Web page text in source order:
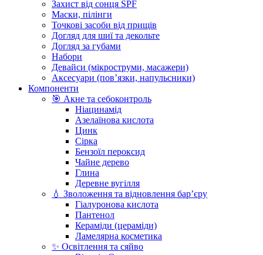
Захист від сонця SPF
Маски, пілінги
Точкові засоби від прищів
Догляд для шиї та декольте
Догляд за губами
Набори
Девайси (мікроструми, масажери)
Аксесуари (повʼязки, напульсники)
Компоненти
🎯 Акне та себоконтроль
Ніацинамід
Азелаїнова кислота
Цинк
Сірка
Бензоїл пероксид
Чайне дерево
Глина
Деревне вугілля
💧 Зволоження та відновлення бар’єру
Гіалуронова кислота
Пантенол
Кераміди (цераміди)
Ламелярна косметика
✨ Освітлення та сяйво